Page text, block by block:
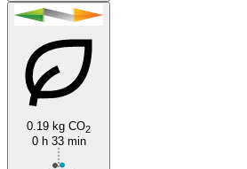
0.19 kg CO2
0 h 33 min